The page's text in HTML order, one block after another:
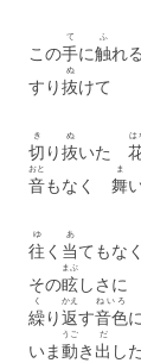
この手
て
に触
ふ
れ
すり抜
ぬ
けて
切
き
り抜
ぬ
いた
は
音
おと
もなく 舞
ま
往
ゆ
く 当
あ
てもなく
その眩
まぶ
しさに
繰
く
り返
かえ
す音色
ねいろ
いま動
うご
き 出
だ
した